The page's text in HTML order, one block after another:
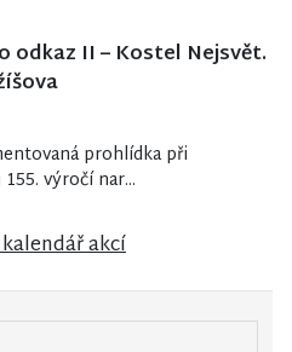
odkaz II – Kostel Nejsvět.
prohlídka při
výročí nar...
akcí